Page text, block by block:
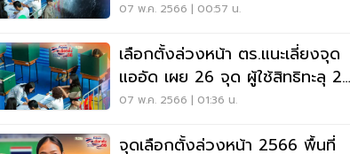
07 พ.ค. 2566 | 00:57 น.
เลือกตั้งล่วงหน้า ตร.แนะเลี่ยงจุด
แออัด เผย 26 จุด ผู้ใช้สิทธิทะลุ 2
หมื่น
07 พ.ค. 2566 | 01:36 น.
จุดเลือกตั้งล่วงหน้า 2566 พื้นที่